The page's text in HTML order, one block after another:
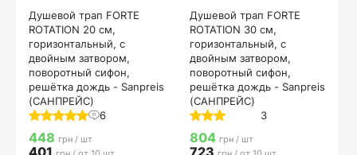
Душевой трап FORTE
ROTATION 20 см,
горизонтальный, с
двойным затвором,
поворотный сифон,
решётка дождь - Sanpreis
(САНПРЕЙС)
6
448 грн / шт
401
Душевой трап FORTE
ROTATION 30 см,
горизонтальный, с
двойным затвором,
поворотный сифон,
решётка дождь - Sanpreis
(САНПРЕЙС)
3
804 грн / шт
723